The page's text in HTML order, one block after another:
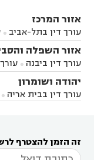
אזור המרכז
עורך דין בתל-אביב 
ברק עורך דין
עורך דין ברחובות
במודיעין
עורך דין
דין בקרית אונו
אונו
עורך דין בבת ים
דין בשוהם 
אזור השפלה
עורך דין ביבנה 
עורך דין בראשון לציון
בבאר יעקב
עורך
יהודה ושומרון
עורך דין בבית אריה 
זה הזמן להצטרף